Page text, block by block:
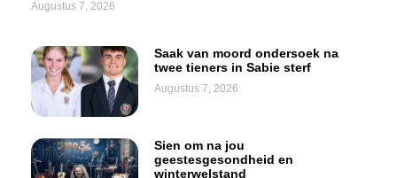
Augustus 7, 2026
Saak van moord ondersoek na
twee tieners in Sabie sterf
Augustus 7, 2026
Sien om na jou
geestesgesondheid en
winterwelstand